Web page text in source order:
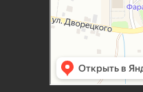
Дополнительное